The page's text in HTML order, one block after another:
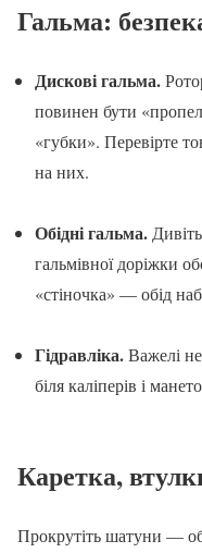
Гальма:
Дискові гальма.
повинен бути
«губки». Перевірте
на них.
Обідні гальма.
гальмівної доріжки
«стіночка» — обід
Гідравліка.Важелі
біля каліперів і
Каретка,
Прокрутіть шатуни —